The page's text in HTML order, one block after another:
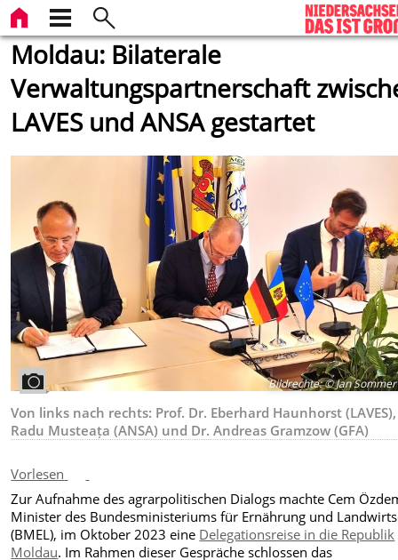
Moldau: Bilaterale
Verwaltungspartnerschaft
LAVES und ANSA gestartet
Bildrechte:© Jan Sommer
Von links nach rechts: Prof. Dr. Eberhard Haunhorst (LAVES),
Radu Musteața (ANSA) und Dr. Andreas Gramzow (GFA)
Vorlesen
Zur Aufnahme des agrarpolitischen Dialogs machte Cem
Minister des Bundesministeriums für Ernährung und
(BMEL), im Oktober 2023 eine Delegationsreise in die Republik
Moldau. Im Rahmen dieser Gespräche schlossen das